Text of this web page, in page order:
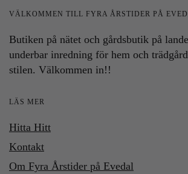
VÄLKOMMEN TILL FYRA ÅRSTIDER PÅ
Butiken på nätet och gårdsbutik på
underbar inredning för hem och
stilen. Välkommen in!!
LÄS MER
Hitta Hitt
Kontakt
Om Fyra Årstider på Evedal